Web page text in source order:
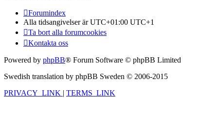
Forumindex
Alla tidsangivelser är UTC+01:00 UTC+1
Ta bort alla forumcookies
Kontakta oss
Powered by phpBB® Forum Software © phpBB Limited
Swedish translation by phpBB Sweden © 2006-2015
PRIVACY_LINK | TERMS_LINK